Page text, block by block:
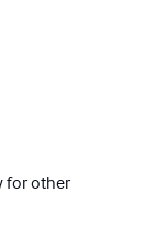
for other